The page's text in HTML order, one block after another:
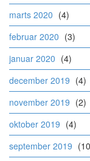
marts 2020 (4)
februar 2020 (3)
januar 2020 (4)
december 2019 (4)
november 2019 (2)
oktober 2019 (4)
september 2019